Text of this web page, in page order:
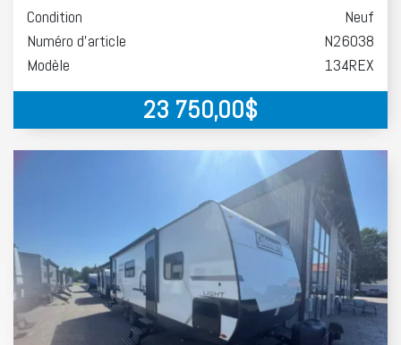
Condition
Neuf
Numéro d'article
N26038
Modèle
134REX
23 750,00$